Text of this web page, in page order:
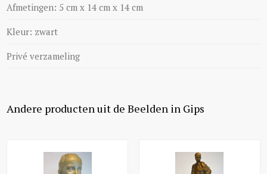
Afmetingen: 5 cm x 14 cm x 14 cm
Kleur: zwart
Privé verzameling
Andere producten uit de Beelden in Gips